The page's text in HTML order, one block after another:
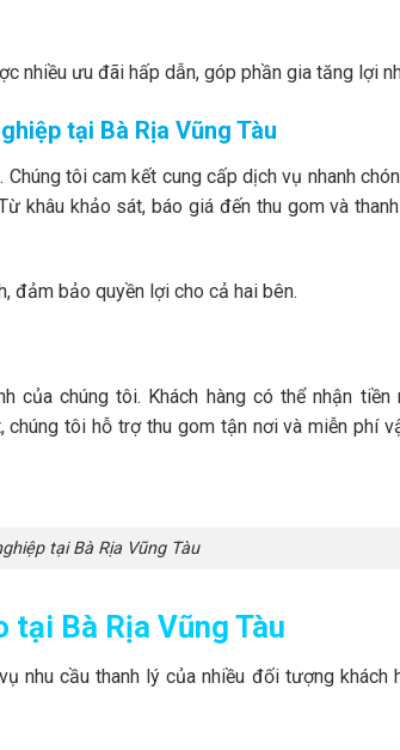
nhiều ưu đãi hấp dẫn, góp phần gia tăng lợi
tại Bà Rịa Vũng Tàu
tôi cam kết cung cấp dịch vụ nhanh
khâu khảo sát, báo giá đến thu gom và
đảm bảo quyền lợi cho cả hai bên.
của chúng tôi. Khách hàng có thể nhận tiền
tôi hỗ trợ thu gom tận nơi và miễn phí
tại Bà Rịa Vũng Tàu
Bà Rịa Vũng Tàu
nhu cầu thanh lý của nhiều đối tượng khách